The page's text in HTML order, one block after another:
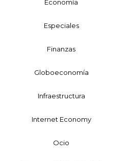
Economía
Especiales
Finanzas
Globoeconomía
Infraestructura
Internet Economy
Ocio